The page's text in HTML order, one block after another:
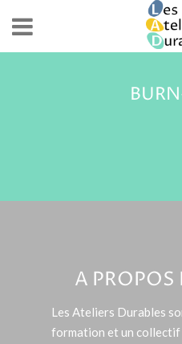
A PROPOS
Les Ateliers Durables
formation et un